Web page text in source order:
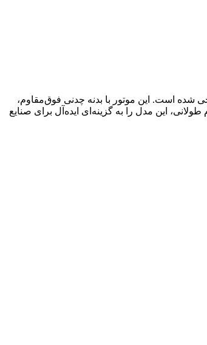
شده است. این موتور با بدنه چدنی فوق‌مقاوم،
این مدل را به گزینه‌ای ایده‌آل برای صنایع